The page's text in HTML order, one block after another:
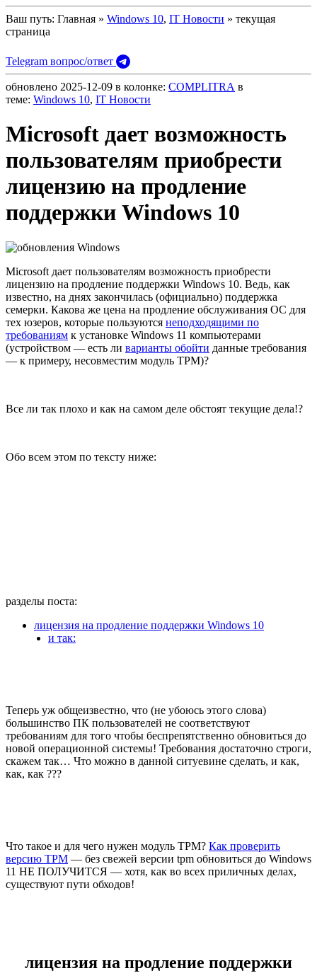
Ваш путь: Главная » Windows 10, IT Новости » текущая
страница
Telegram вопрос/ответ
обновлено 2025-12-09 в колонке: COMPLITRA в
теме: Windows 10, IT Новости
Microsoft дает возможность
пользователям приобрести
лицензию на продление
поддержки Windows 10
Microsoft дает пользователям возможность приобрести
лицензию на продление поддержки Windows 10. Ведь, как
известно, на днях закончилась (официально) поддержка
семерки. Какова же цена на продление обслуживания ОС для
тех юзеров, которые пользуются неподходящими по
требованиям к установке Windows 11 компьютерами
(устройством — есть ли варианты обойти данные требования
— к примеру, несовместим модуль TPM)?
Все ли так плохо и как на самом деле обстоят текущие дела!?
Обо всем этом по тексту ниже:
разделы поста:
лицензия на продление поддержки Windows 10
и так:
Теперь уж общеизвестно, что (не убоюсь этого слова)
большинство ПК пользователей не соответствуют
требованиям для того чтобы беспрепятственно обновиться до
новой операционной системы! Требования достаточно строги,
скажем так… Что можно в данной ситуевине сделать, и как,
как, как ???
Что такое и для чего нужен модуль TPM? Как проверить
версию TPM — без свежей версии tpm обновиться до Windows
11 НЕ ПОЛУЧИТСЯ — хотя, как во всех приличных делах,
существуют пути обходов!
лицензия на продление поддержки